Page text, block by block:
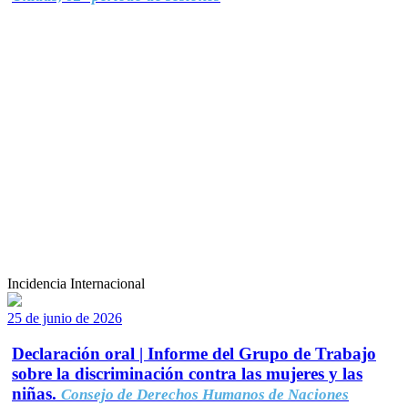
Incidencia Internacional
25 de junio de 2026
Declaración oral | Informe del Grupo de Trabajo
sobre la discriminación contra las mujeres y las
niñas. Consejo de Derechos Humanos de Naciones